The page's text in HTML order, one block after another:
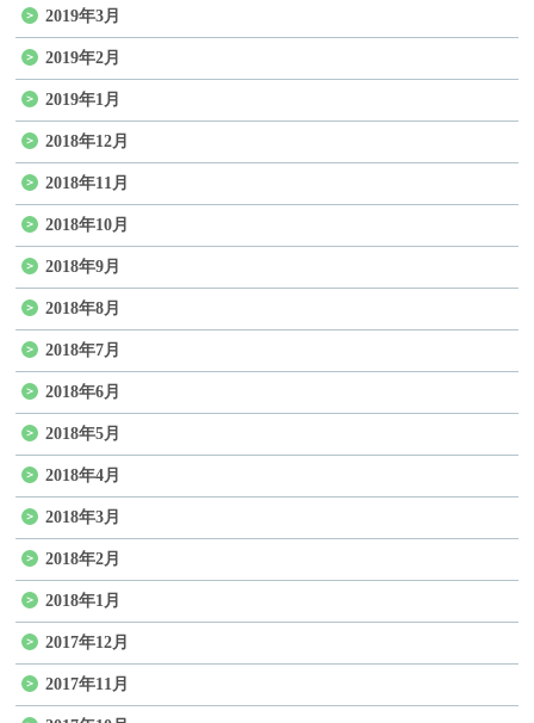
2019年3月
2019年2月
2019年1月
2018年12月
2018年11月
2018年10月
2018年9月
2018年8月
2018年7月
2018年6月
2018年5月
2018年4月
2018年3月
2018年2月
2018年1月
2017年12月
2017年11月